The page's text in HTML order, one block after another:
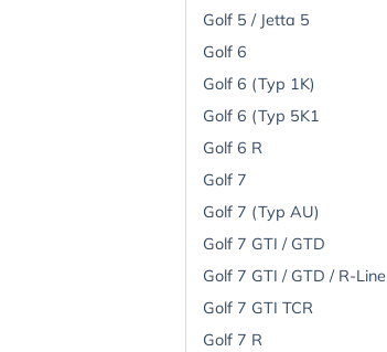
Golf 5 / Jetta 5
Golf 6
Golf 6 (Typ 1K)
Golf 6 (Typ 5K1
Golf 6 R
Golf 7
Golf 7 (Typ AU)
Golf 7 GTI / GTD
Golf 7 GTI / GTD / R-Line
Golf 7 GTI TCR
Golf 7 R